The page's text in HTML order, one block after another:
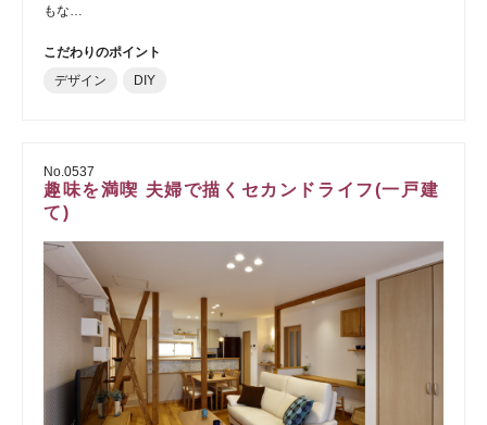
もな…
こだわりのポイント
デザイン
DIY
No.0537
趣味を満喫 夫婦で描くセカンドライフ(一戸建
て)